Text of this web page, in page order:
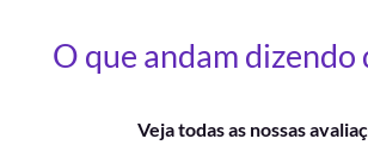
O que andam dizendo
Veja todas as nossas